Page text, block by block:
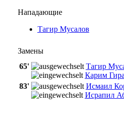
Нападающие
Тагир Мусалов
Замены
65'
Тагир
Карим
83'
Исмаил
Исрапил